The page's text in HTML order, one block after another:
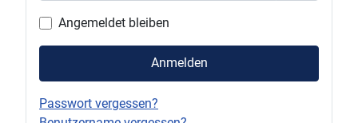
Angemeldet bleiben
Anmelden
Passwort vergessen?